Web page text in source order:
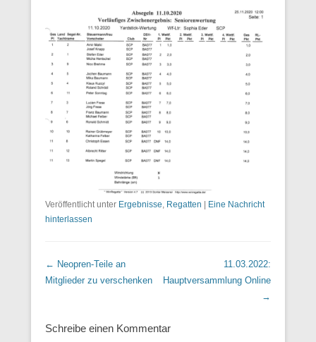
Veröffentlicht unter Ergebnisse, Regatten | Eine Nachricht
hinterlassen
Beitrags Übersicht
← Neopren-Teile an
Mitglieder zu verschenken
11.03.2022:
Hauptversammlung Online
→
Schreibe einen Kommentar